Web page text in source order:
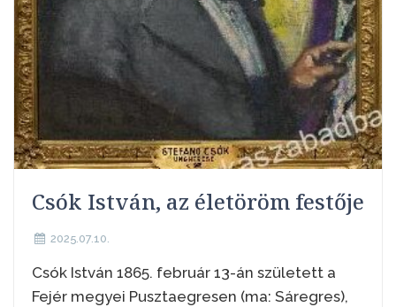
Csók István, az életöröm festője
2025.07.10.
Csók István 1865. február 13-án született a
Fejér megyei Pusztaegresen (ma: Sáregres),